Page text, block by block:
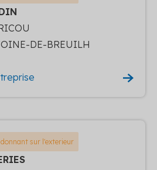
DE-BREUILH
sur l'exterieur